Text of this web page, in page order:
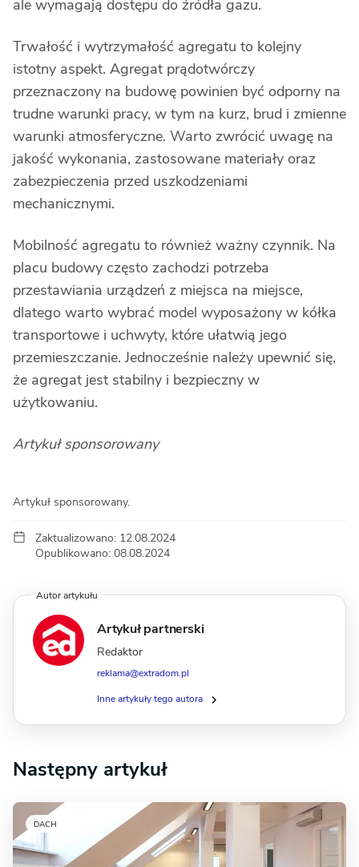
ale wymagają dostępu do źródła gazu.
Trwałość i wytrzymałość agregatu to kolejny
istotny aspekt. Agregat prądotwórczy
przeznaczony na budowę powinien być odporny na
trudne warunki pracy, w tym na kurz, brud i zmienne
warunki atmosferyczne. Warto zwrócić uwagę na
jakość wykonania, zastosowane materiały oraz
zabezpieczenia przed uszkodzeniami
mechanicznymi.
Mobilność agregatu to również ważny czynnik. Na
placu budowy często zachodzi potrzeba
przestawiania urządzeń z miejsca na miejsce,
dlatego warto wybrać model wyposażony w kółka
transportowe i uchwyty, które ułatwią jego
przemieszczanie. Jednocześnie należy upewnić się,
że agregat jest stabilny i bezpieczny w
użytkowaniu.
Artykuł sponsorowany
Artykuł sponsorowany.
Zaktualizowano: 12.08.2024
Opublikowano: 08.08.2024
Autor artykułu
Artykuł partnerski
Redaktor
reklama@extradom.pl
Inne artykuły tego autora
Następny artykuł
DACH